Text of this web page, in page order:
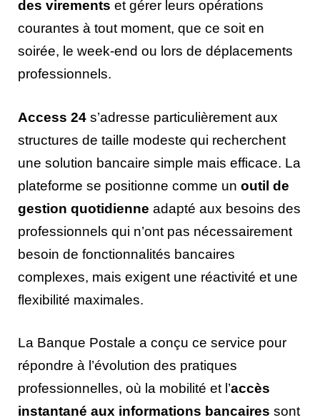
des virements et gérer leurs opérations
courantes à tout moment, que ce soit en
soirée, le week-end ou lors de déplacements
professionnels.
Access 24 s’adresse particulièrement aux
structures de taille modeste qui recherchent
une solution bancaire simple mais efficace. La
plateforme se positionne comme un outil de
gestion quotidienne adapté aux besoins des
professionnels qui n’ont pas nécessairement
besoin de fonctionnalités bancaires
complexes, mais exigent une réactivité et une
flexibilité maximales.
La Banque Postale a conçu ce service pour
répondre à l’évolution des pratiques
professionnelles, où la mobilité et l’accès
instantané aux informations bancaires sont